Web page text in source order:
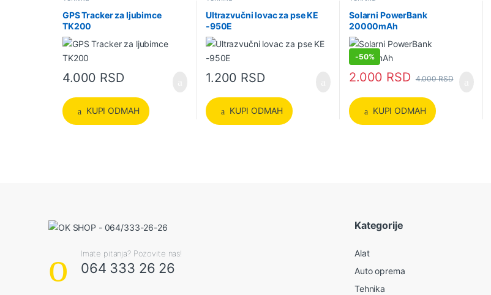
GPS Tracker za ljubimce
TK200
4.000 RSD
KUPI ODMAH
Ultrazvučni lovac za pse KE
-950E
1.200 RSD
KUPI ODMAH
Solarni PowerBank
20000mAh
-50%
2.000 RSD 4.000RSD
KUPI ODMAH
Imate pitanja? Pozovite nas!
064 333 26 26
Kategorije
Alat
Auto oprema
Tehnika